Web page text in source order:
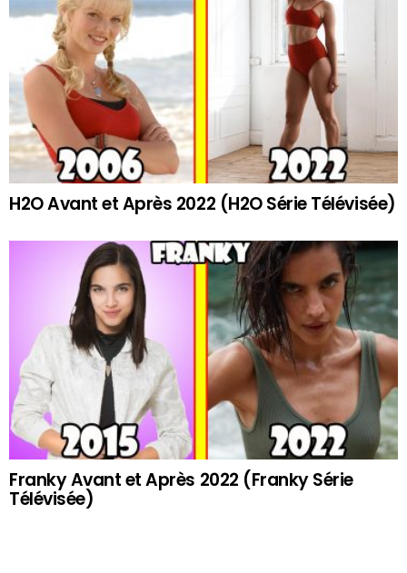
H2O Avant et Après 2022 (H2O Série Télévisée)
Franky Avant et Après 2022 (Franky Série
Télévisée)